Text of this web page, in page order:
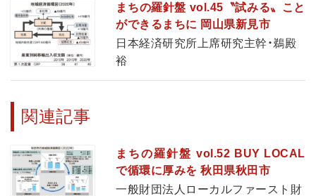
まちの羅針盤 vol.45〝試みる〟こと
ができるまちに 岡山県新見市
日本経済研究所上席研究主幹・鵜殿
裕
関連記事
まちの羅針盤 vol.52 BUY LOCAL
で循環に厚みを 秋田県秋田市
一般財団法人ローカルファースト財